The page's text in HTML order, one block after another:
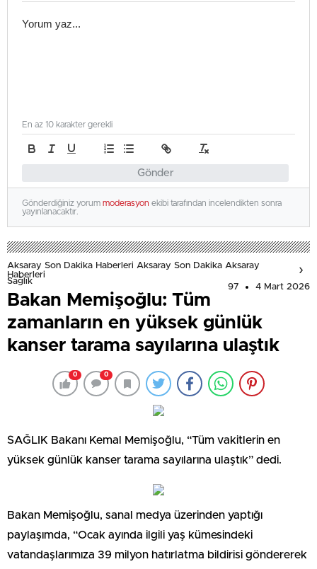
Gönder
En az 10 karakter gerekli
Gönderdiğiniz yorum moderasyon ekibi tarafından incelendikten sonra
yayınlanacaktır.
Aksaray Son Dakika Haberleri Aksaray Son Dakika Aksaray
Haberleri
Sağlık
97 4 Mart 2026
Bakan Memişoğlu: Tüm
zamanların en yüksek günlük
kanser tarama sayılarına ulaştık
0 0
SAĞLIK Bakanı Kemal Memişoğlu, “Tüm vakitlerin en
yüksek günlük kanser tarama sayılarına ulaştık” dedi.
Bakan Memişoğlu, sanal medya üzerinden yaptığı
paylaşımda, “Ocak ayında ilgili yaş kümesindeki
vatandaşlarımıza 39 milyon hatırlatma bildirisi göndererek